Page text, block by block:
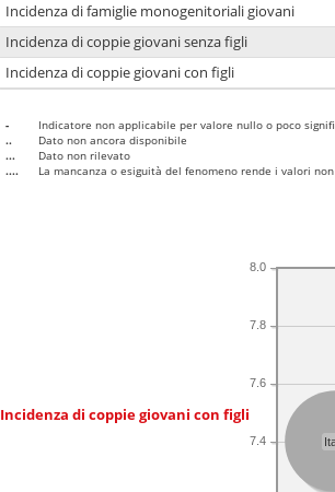
Incidenza di famiglie monogenitoriali giovani
Incidenza di coppie giovani senza figli
Incidenza di coppie giovani con figli
-
Indicatore non applicabile per valore nullo o poco
..
Dato non ancora disponibile
...
Dato non rilevato
....
La mancanza o esiguità del fenomeno rende i valori
Incidenza di coppie giovani con figli
7.4
7.6
7.8
8.0